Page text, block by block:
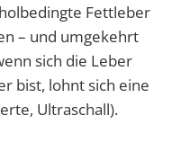
Fettleber
– und umgekehrt
sich die Leber
bist, lohnt sich eine
Ultraschall).